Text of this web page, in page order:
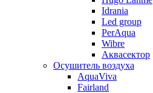
Idrania
Led group
PerAqua
Wibre
Аквасектор
Осушитель воздуха
AquaViva
Fairland